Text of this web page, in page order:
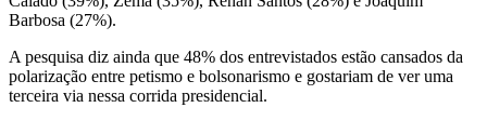
Barbosa (27%).
A pesquisa diz ainda que 48% dos entrevistados estão cansados da
polarização entre petismo e bolsonarismo e gostariam de ver uma
terceira via nessa corrida presidencial.